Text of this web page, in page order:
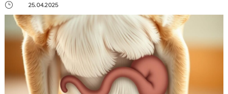
}
25.04.2025